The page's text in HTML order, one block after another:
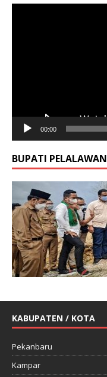
00:00
BUPATI PELALAWAN
KABUPATEN / KOTA
Pekanbaru
Kampar